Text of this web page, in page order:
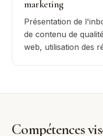
marketing
Présentation de
de contenu de
web, utilisation des
Compétences